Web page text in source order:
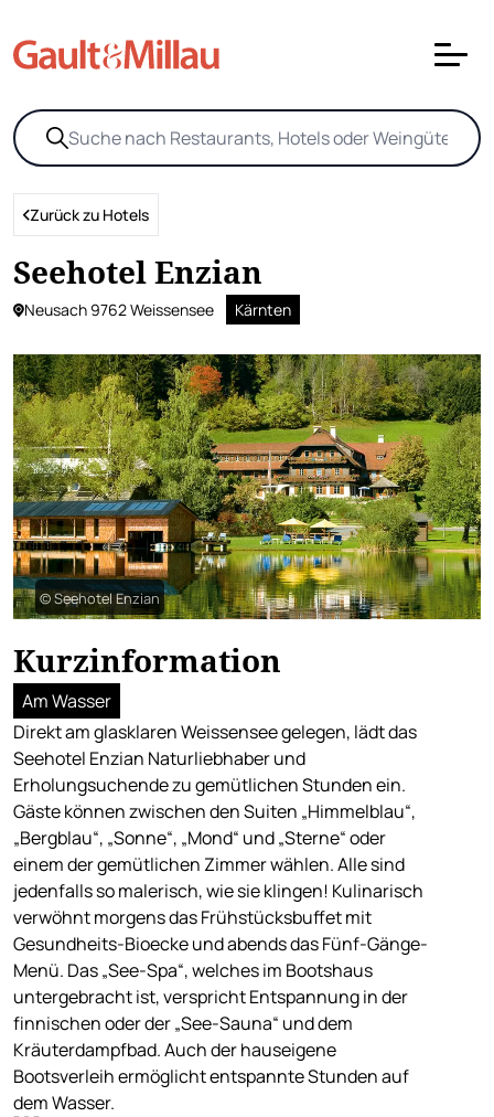
Zurück zu Hotels
Seehotel Enzian
Neusach 9762 Weissensee Kärnten
© Seehotel Enzian
Kurzinformation
Am Wasser
Direkt am glasklaren Weissensee gelegen, lädt das
Seehotel Enzian Naturliebhaber und
Erholungsuchende zu gemütlichen Stunden ein.
Gäste können zwischen den Suiten „Himmelblau“,
„Bergblau“, „Sonne“, „Mond“ und „Sterne“ oder
einem der gemütlichen Zimmer wählen. Alle sind
jedenfalls so malerisch, wie sie klingen! Kulinarisch
verwöhnt morgens das Frühstücksbuffet mit
Gesundheits-Bioecke und abends das Fünf-Gänge-
Menü. Das „See-Spa“, welches im Bootshaus
untergebracht ist, verspricht Entspannung in der
finnischen oder der „See-Sauna“ und dem
Kräuterdampfbad. Auch der hauseigene
Bootsverleih ermöglicht entspannte Stunden auf
dem Wasser.